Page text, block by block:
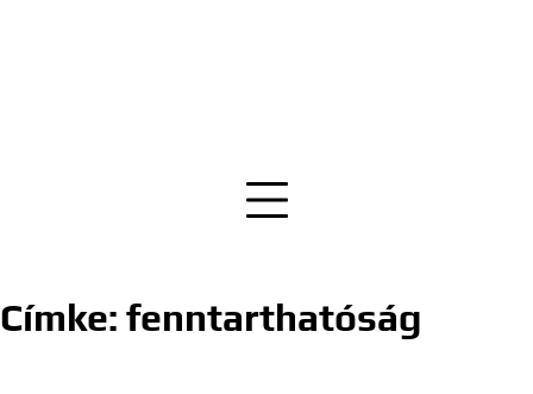
Címke: fenntarthatóság